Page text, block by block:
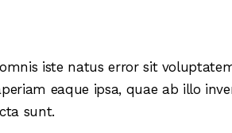
iste natus error sit
eaque ipsa, quae ab illo
sunt.